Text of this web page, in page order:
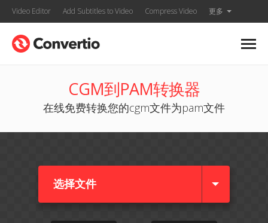
Video Editor Add Subtitles to Video Compress Video 更多
CGM到PAM转换器
在线免费转换您的cgm文件为pam文件
选择文件